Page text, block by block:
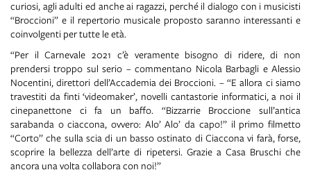
curiosi, agli adulti ed anche ai ragazzi, perché il dialogo con i musicisti
“Broccioni” e il repertorio musicale proposto saranno interessanti e
coinvolgenti per tutte le età.
“Per il Carnevale 2021 c’è veramente bisogno di ridere, di non
prendersi troppo sul serio – commentano Nicola Barbagli e Alessio
Nocentini, direttori dell’Accademia dei Broccioni. – “E allora ci siamo
travestiti da finti ‘videomaker’, novelli cantastorie informatici, a noi il
cinepanettone ci fa un baffo. “Bizzarrie Broccione sull’antica
sarabanda o ciaccona, ovvero: Alo’ Alo’ da capo!” il primo filmetto
“Corto” che sulla scia di un basso ostinato di Ciaccona vi farà, forse,
scoprire la bellezza dell’arte di ripetersi. Grazie a Casa Bruschi che
ancora una volta collabora con noi!”